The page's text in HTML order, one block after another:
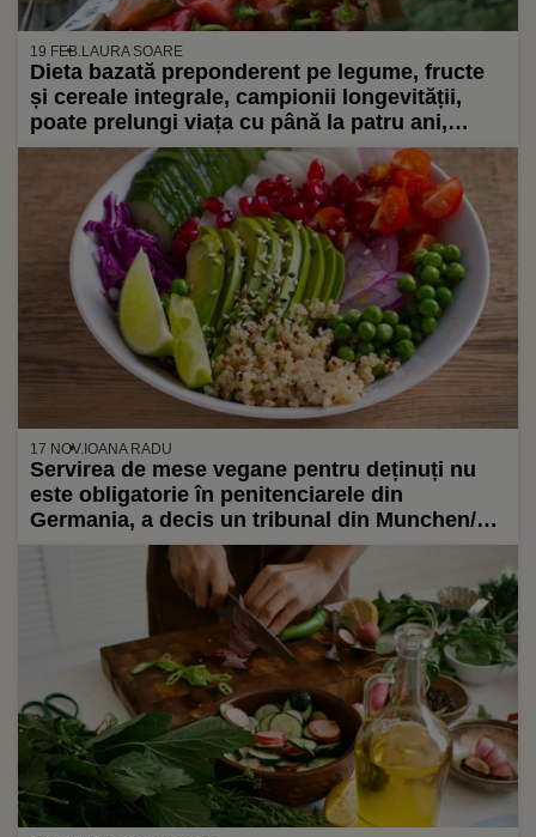
19 FEB.LAURA SOARE
Dieta bazată preponderent pe legume, fructe
și cereale integrale, campionii longevității,
poate prelungi viața cu până la patru ani,
estimează un studiu recent realizat de o
universitate din China
17 NOV. IOANA RADU
Servirea de mese vegane pentru deținuți nu
este obligatorie în penitenciarele din
Germania, a decis un tribunal din Munchen/
Beneficiarii pot opta pentru variantele
vegetariene și fără lactoză puse la dispoziție
de administrație sau își pot procura produse